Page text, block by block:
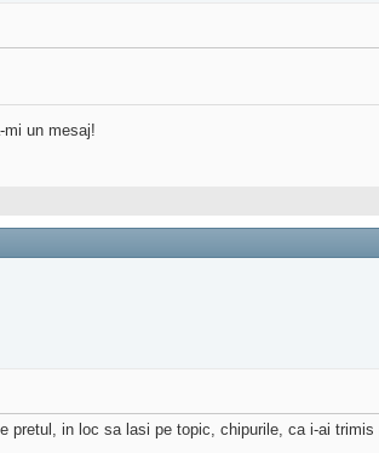
mi un mesaj!
in loc sa lasi pe topic, chipurile, ca i-ai trimis